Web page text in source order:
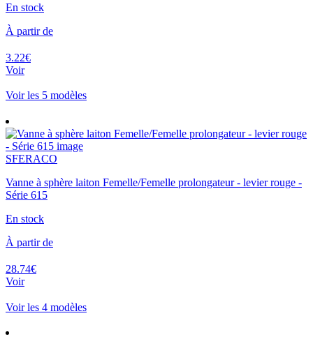
En stock
À partir de
3.22€
Voir
Voir les 5 modèles
SFERACO
Vanne à sphère laiton Femelle/Femelle prolongateur - levier rouge -
Série 615
En stock
À partir de
28.74€
Voir
Voir les 4 modèles